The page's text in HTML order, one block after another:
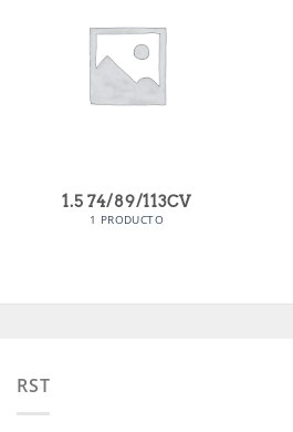
1.5 74/89/113CV
1 PRODUCTO
RST